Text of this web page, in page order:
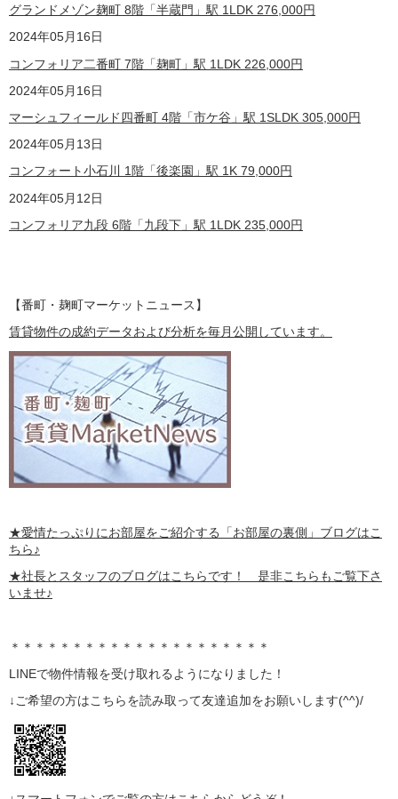
グランドメゾン麹町 8階「半蔵門」駅 1LDK 276,000円
2024年05月16日
コンフォリア二番町 7階 「麹町」駅 1LDK 226,000円
2024年05月16日
マーシュフィールド四番町 4階 「市ケ谷」駅 1SLDK 305,000円
2024年05月13日
コンフォート小石川 1階 「後楽園」駅 1K 79,000円
2024年05月12日
コンフォリア九段 6階 「九段下」駅 1LDK 235,000円
【番町・麹町マーケットニュース】
賃貸物件の成約データおよび分析を毎月公開しています。
★愛情たっぷりにお部屋をご紹介する 「お部屋の裏側」 ブログはこ
ちら♪
★社長とスタッフのブログはこちらです！ 是非こちらもご覧下さ
いませ♪
＊＊＊＊＊＊＊＊＊＊＊＊＊＊＊＊＊＊＊＊＊
LINEで物件情報を受け取れるようになりました！
↓ご希望の方はこちらを読み取って友達追加をお願いします(^^)/